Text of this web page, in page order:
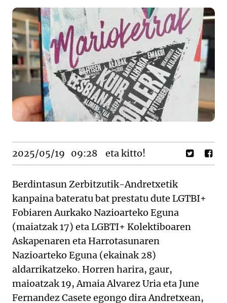
2025/05/19 09:28 eta kitto!
Berdintasun Zerbitzutik-Andretxetik
kanpaina bateratu bat prestatu dute LGTBI+
Fobiaren Aurkako Nazioarteko Eguna
(maiatzak 17) eta LGBTI+ Kolektiboaren
Askapenaren eta Harrotasunaren
Nazioarteko Eguna (ekainak 28)
aldarrikatzeko. Horren harira, gaur,
maioatzak 19, Amaia Alvarez Uria eta June
Fernandez Casete egongo dira Andretxean,